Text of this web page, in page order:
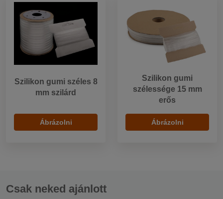
Szilikon gumi széles 8
mm szilárd
Ábrázolni
Szilikon gumi
szélessége 15 mm
erős
Ábrázolni
Csak neked ajánlott